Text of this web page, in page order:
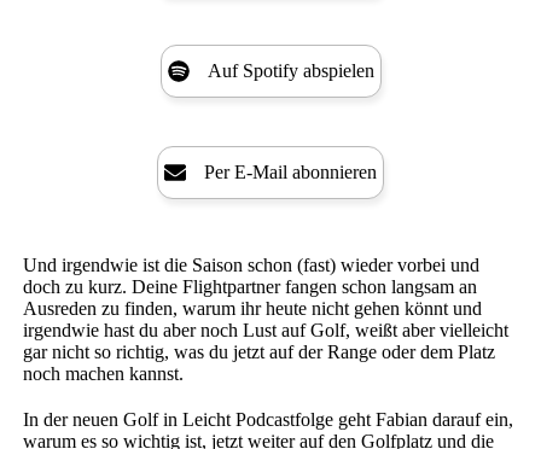
Auf Spotify abspielen
Per E-Mail abonnieren
Und irgendwie ist die Saison schon (fast) wieder vorbei und
doch zu kurz. Deine Flightpartner fangen schon langsam an
Ausreden zu finden, warum ihr heute nicht gehen könnt und
irgendwie hast du aber noch Lust auf Golf, weißt aber vielleicht
gar nicht so richtig, was du jetzt auf der Range oder dem Platz
noch machen kannst.
In der neuen Golf in Leicht Podcastfolge geht Fabian darauf ein,
warum es so wichtig ist, jetzt weiter auf den Golfplatz und die